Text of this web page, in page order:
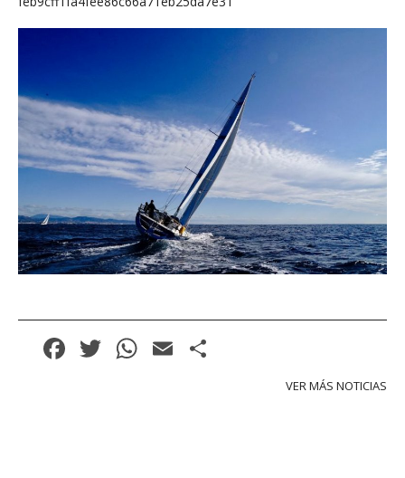
Facebook
Twitter
WhatsApp
Email
VER MÁS NOTICIAS